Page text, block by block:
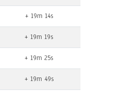
+ 19m 14s
+ 19m 19s
+ 19m 25s
+ 19m 49s